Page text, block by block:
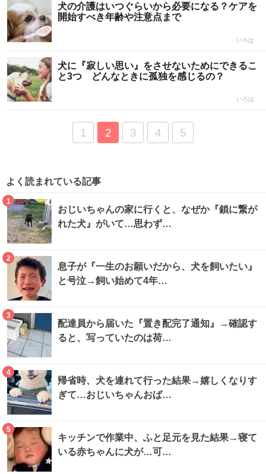
犬の介護はいつぐらいから必要になる？ケアを
開始すべき年齢や注意点まで
いろは
犬に『寂しい思い』をさせないためにできるこ
と3つ どんなときに孤独を感じるの？
いろは
1 2 3 4 5
よく読まれている記事
1
おじいちゃんの家に行くと、なぜか『鎖に繋が
れた犬』がいて…思わず…
2
息子が『一生のお願いだから、犬を飼いたい』
と号泣→飼い始めて4年…
3
配達員から届いた『置き配完了通知』→確認す
ると、写っていたのは荷…
4
帰省時、犬を連れて行った結果→嬉しくなりす
ぎて…おじいちゃんおば…
5
キッチンで作業中、ふと足元を見た結果→寝て
いる赤ちゃんに犬が…可…